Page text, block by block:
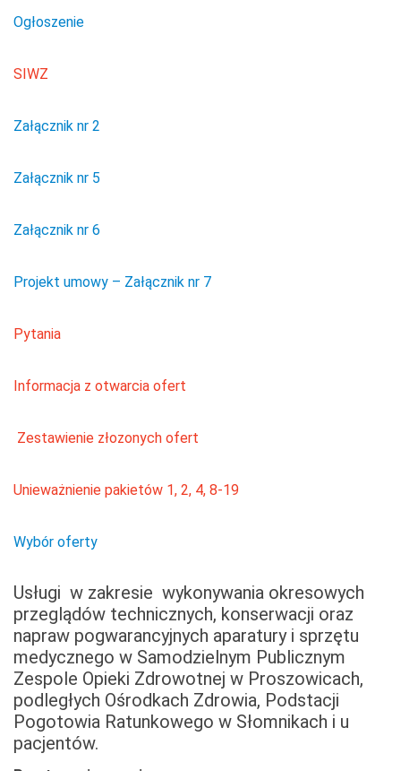
Ogłoszenie
SIWZ
Załącznik nr 2
Załącznik nr 5
Załącznik nr 6
Projekt umowy – Załącznik nr 7
Pytania
Informacja z otwarcia ofert
Zestawienie złozonych ofert
Unieważnienie pakietów 1, 2, 4, 8-19
Wybór oferty
Usługi w zakresie wykonywania okresowych
przeglądów technicznych, konserwacji oraz
napraw pogwarancyjnych aparatury i sprzętu
medycznego w Samodzielnym Publicznym
Zespole Opieki Zdrowotnej w Proszowicach,
podległych Ośrodkach Zdrowia, Podstacji
Pogotowia Ratunkowego w Słomnikach i u
pacjentów.